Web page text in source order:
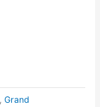
,Grand